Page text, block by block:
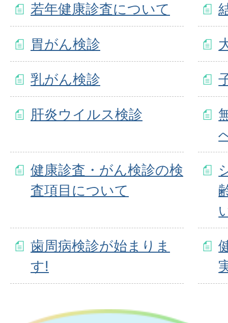
若年健康診査について
胃がん検診
乳がん検診
肝炎ウイルス検診
健康診査・がん検診の検
査項目について
歯周病検診が始まりま
す!